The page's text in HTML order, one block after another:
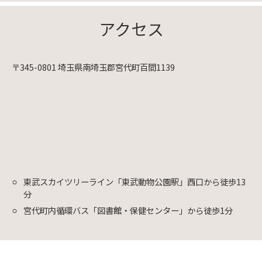
アクセス
〒345-0801 埼玉県南埼玉郡宮代町百間1139
東武スカイツリーライン「東武動物公園駅」西口から徒歩13
分
宮代町内循環バス「図書館・保健センター」から徒歩1分